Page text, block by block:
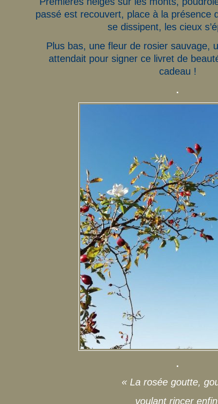
passé est recouvert, place à la présence
se dissipent, les cieux
Plus bas, une fleur de rosier sauvage,
attendait pour signer ce livret de
cadeau !
.
.
« La rosée goutte,
voulant rincer